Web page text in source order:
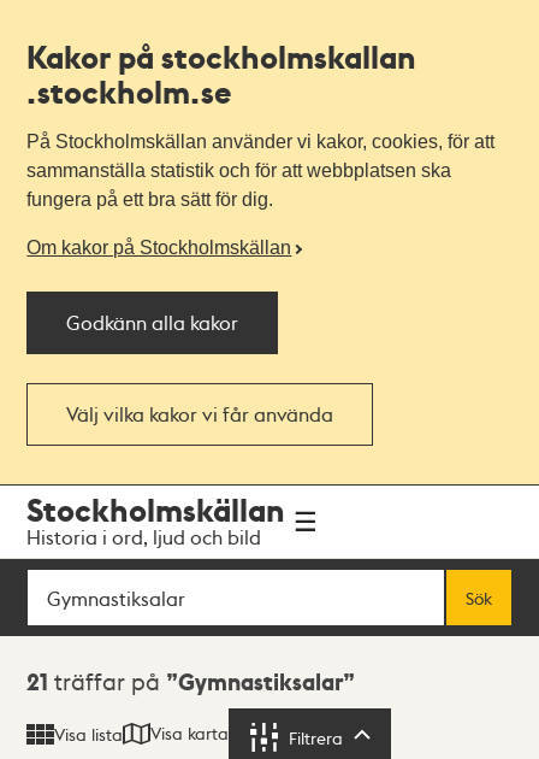
Kakor på stockholmskallan
.stockholm.se
På Stockholmskällan använder vi kakor, cookies, för att
sammanställa statistik och för att webbplatsen ska
fungera på ett bra sätt för dig.
Om kakor på Stockholmskällan
Godkänn alla kakor
Välj vilka kakor vi får använda
navigationen
huvudinnehållet
Stockholmskällan
Historia i ord, ljud och bild
Sök
Sök
Sökresultat
21 träffar på Gymnastiksalar
Visa lista Visa karta Filtrera